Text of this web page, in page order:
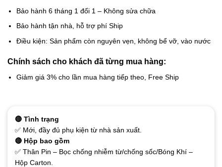
Bảo hành 6 tháng 1 đổi 1 – Không sửa chữa
Bảo hành tận nhà, hỗ trợ phí Ship
Điều kiện: Sản phẩm còn nguyên vẹn, không bể vỡ, vào nước
Chính sách cho khách đã từng mua hàng:
Giảm giá 3% cho lần mua hàng tiếp theo, Free Ship
🔴 Tình trạng
✅ Mới, đầy đủ phụ kiện từ nhà sản xuất.
🔴 Hộp bao gồm
✅ Thân Pin – Bọc chống nhiễm từ/chống sốc/Bóng Khí –
Hộp Carton.